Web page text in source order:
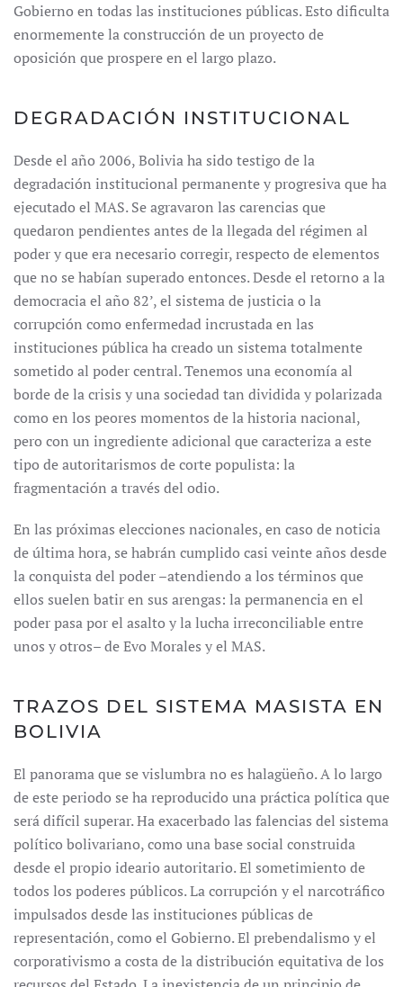
Gobierno en todas las instituciones públicas. Esto dificulta
enormemente la construcción de un proyecto de
oposición que prospere en el largo plazo.
DEGRADACIÓN INSTITUCIONAL
Desde el año 2006, Bolivia ha sido testigo de la
degradación institucional permanente y progresiva que ha
ejecutado el MAS. Se agravaron las carencias que
quedaron pendientes antes de la llegada del régimen al
poder y que era necesario corregir, respecto de elementos
que no se habían superado entonces. Desde el retorno a la
democracia el año 82’, el sistema de justicia o la
corrupción como enfermedad incrustada en las
instituciones pública ha creado un sistema totalmente
sometido al poder central. Tenemos una economía al
borde de la crisis y una sociedad tan dividida y polarizada
como en los peores momentos de la historia nacional,
pero con un ingrediente adicional que caracteriza a este
tipo de autoritarismos de corte populista: la
fragmentación a través del odio.
En las próximas elecciones nacionales, en caso de noticia
de última hora, se habrán cumplido casi veinte años desde
la conquista del poder –atendiendo a los términos que
ellos suelen batir en sus arengas: la permanencia en el
poder pasa por el asalto y la lucha irreconciliable entre
unos y otros– de Evo Morales y el MAS.
TRAZOS DEL SISTEMA MASISTA EN
BOLIVIA
El panorama que se vislumbra no es halagüeño. A lo largo
de este periodo se ha reproducido una práctica política que
será difícil superar. Ha exacerbado las falencias del sistema
político bolivariano, como una base social construida
desde el propio ideario autoritario. El sometimiento de
todos los poderes públicos. La corrupción y el narcotráfico
impulsados desde las instituciones públicas de
representación, como el Gobierno. El prebendalismo y el
corporativismo a costa de la distribución equitativa de los